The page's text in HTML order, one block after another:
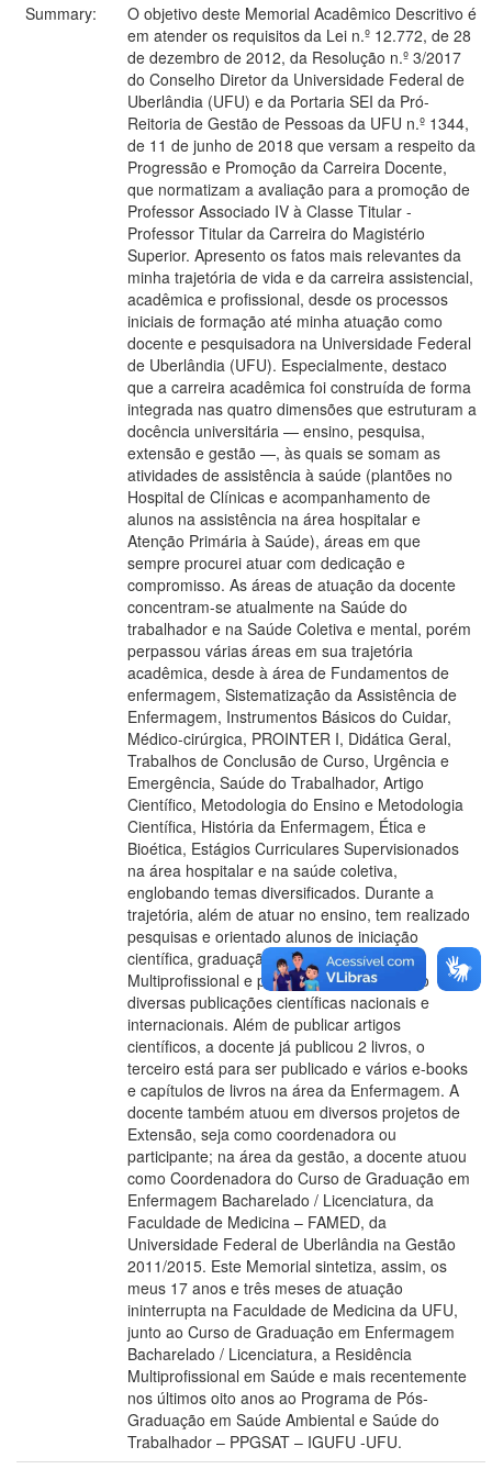
Summary:
O objetivo deste Memorial Acadêmico Descritivo é
em atender os requisitos da Lei n.º 12.772, de 28
de dezembro de 2012, da Resolução n.º 3/2017
do Conselho Diretor da Universidade Federal de
Uberlândia (UFU) e da Portaria SEI da Pró-
Reitoria de Gestão de Pessoas da UFU n.º 1344,
de 11 de junho de 2018 que versam a respeito da
Progressão e Promoção da Carreira Docente,
que normatizam a avaliação para a promoção de
Professor Associado IV à Classe Titular -
Professor Titular da Carreira do Magistério
Superior. Apresento os fatos mais relevantes da
minha trajetória de vida e da carreira assistencial,
acadêmica e profissional, desde os processos
iniciais de formação até minha atuação como
docente e pesquisadora na Universidade Federal
de Uberlândia (UFU). Especialmente, destaco
que a carreira acadêmica foi construída de forma
integrada nas quatro dimensões que estruturam a
docência universitária — ensino, pesquisa,
extensão e gestão —, às quais se somam as
atividades de assistência à saúde (plantões no
Hospital de Clínicas e acompanhamento de
alunos na assistência na área hospitalar e
Atenção Primária à Saúde), áreas em que
sempre procurei atuar com dedicação e
compromisso. As áreas de atuação da docente
concentram-se atualmente na Saúde do
trabalhador e na Saúde Coletiva e mental, porém
perpassou várias áreas em sua trajetória
acadêmica, desde à área de Fundamentos de
enfermagem, Sistematização da Assistência de
Enfermagem, Instrumentos Básicos do Cuidar,
Médico-cirúrgica, PROINTER I, Didática Geral,
Trabalhos de Conclusão de Curso, Urgência e
Emergência, Saúde do Trabalhador, Artigo
Científico, Metodologia do Ensino e Metodologia
Científica, História da Enfermagem, Ética e
Bioética, Estágios Curriculares Supervisionados
na área hospitalar e na saúde coletiva,
englobando temas diversificados. Durante a
trajetória, além de atuar no ensino, tem realizado
pesquisas e orientado alunos de iniciação
científica, graduação (TCC), residência
Multiprofissional e pós-graduação, gerando
diversas publicações científicas nacionais e
internacionais. Além de publicar artigos
científicos, a docente já publicou 2 livros, o
terceiro está para ser publicado e vários e-books
e capítulos de livros na área da Enfermagem. A
docente também atuou em diversos projetos de
Extensão, seja como coordenadora ou
participante; na área da gestão, a docente atuou
como Coordenadora do Curso de Graduação em
Enfermagem Bacharelado / Licenciatura, da
Faculdade de Medicina – FAMED, da
Universidade Federal de Uberlândia na Gestão
2011/2015. Este Memorial sintetiza, assim, os
meus 17 anos e três meses de atuação
ininterrupta na Faculdade de Medicina da UFU,
junto ao Curso de Graduação em Enfermagem
Bacharelado / Licenciatura, a Residência
Multiprofissional em Saúde e mais recentemente
nos últimos oito anos ao Programa de Pós-
Graduação em Saúde Ambiental e Saúde do
Trabalhador – PPGSAT – IGUFU -UFU.